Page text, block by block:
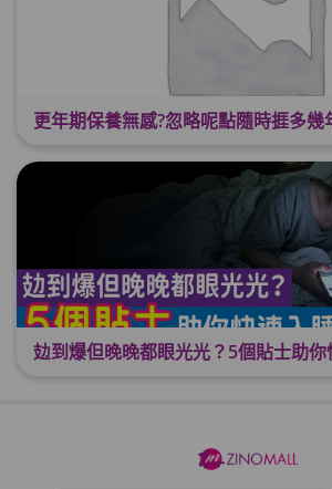
攰到爆但晚晚都眼光光？5個貼士助你